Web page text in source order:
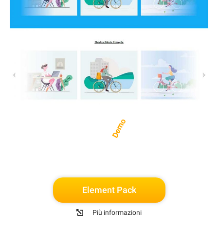
Demo
Element Pack
Più informazioni